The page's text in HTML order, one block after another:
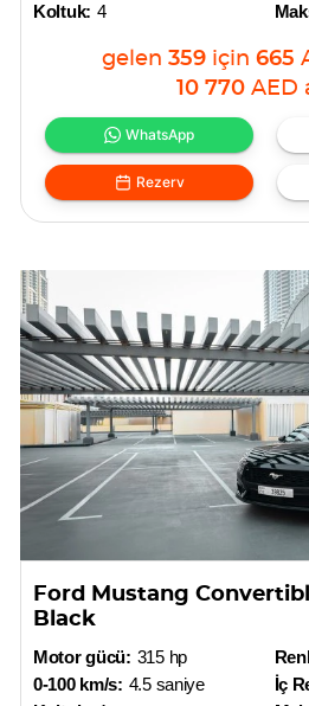
Koltuk: 4
gelen 359 için 665
10 770 AED
WhatsApp
Rezerv
Ford Mustang
Black
Motor gücü: 315 hp
0-100 km/s: 4.5 saniye
İç